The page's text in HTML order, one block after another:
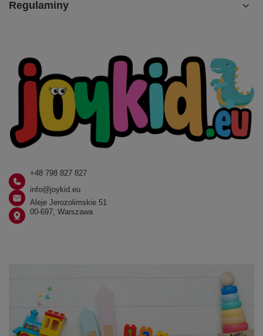
Regulaminy
+48 798 827 827
info@joykid.eu
Aleje Jerozolimskie 51
00-697, Warszawa